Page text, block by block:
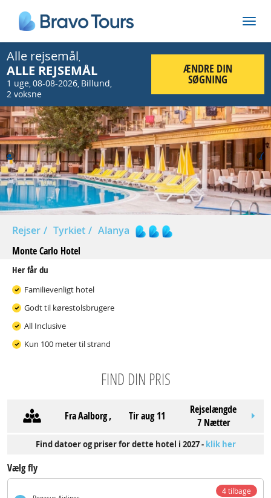
Alle rejsemål,
ALLE REJSEMÅL
1 uge,08-08-2026, Billund,
2 voksne
ÆNDRE DIN
SØGNING
Prev
Rejser Tyrkiet
Alanya
Monte Carlo Hotel
Her får du
Familievenligt hotel
Godt til kørestolsbrugere
All Inclusive
Kun 100 meter til strand
FIND DIN PRIS
FraAalborg, tir aug 11
Rejselængde
7 Nætter
Find datoer og priser for dette hotel i 2027 - klik her
Vælg fly
4 tilbage